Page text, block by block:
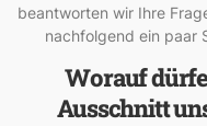
beantworten wir Ihre
nachfolgend ein paar
Worauf
Ausschnitt